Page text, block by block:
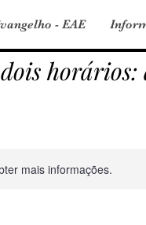
- EAE
horários:
mais informações.